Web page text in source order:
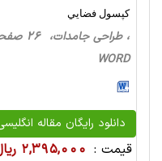
كپسول فضايي
WORD
دانلود رایگان مقاله
قیمت : 2,395,000 ریال